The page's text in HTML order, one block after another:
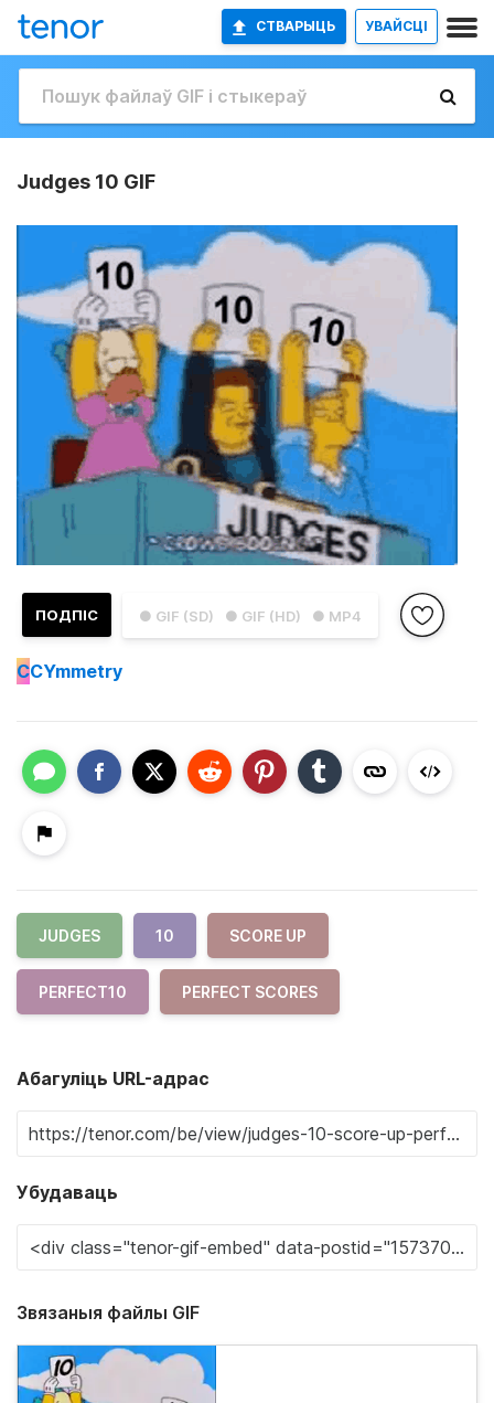
СТВАРЫЦЬ УВАЙСЦІ
Judges 10 GIF
● GIF (SD) ● GIF (HD) ● MP4
ПОДПІС
CCYmmetry
JUDGES 10 SCORE UP
PERFECT10 PERFECT SCORES
Абагуліць URL-адрас
Убудаваць
Звязаныя файлы GIF